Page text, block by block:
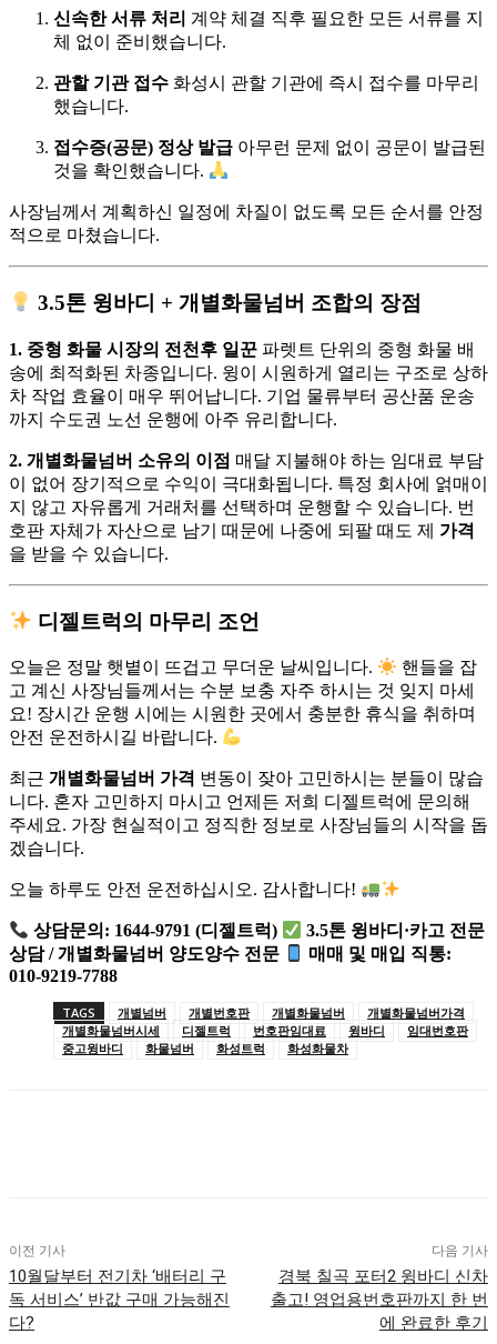
신속한 서류 처리 계약 체결 직후 필요한 모든 서류를 지
체 없이 준비했습니다.
관할 기관 접수 화성시 관할 기관에 즉시 접수를 마무리
했습니다.
접수증(공문) 정상 발급 아무런 문제 없이 공문이 발급된
것을 확인했습니다.
사장님께서 계획하신 일정에 차질이 없도록 모든 순서를 안정
적으로 마쳤습니다.
3.5톤 윙바디 + 개별화물넘버 조합의 장점
1. 중형 화물 시장의 전천후 일꾼 파렛트 단위의 중형 화물 배
송에 최적화된 차종입니다. 윙이 시원하게 열리는 구조로 상하
차 작업 효율이 매우 뛰어납니다. 기업 물류부터 공산품 운송
까지 수도권 노선 운행에 아주 유리합니다.
2. 개별화물넘버 소유의 이점 매달 지불해야 하는 임대료 부담
이 없어 장기적으로 수익이 극대화됩니다. 특정 회사에 얽매이
지 않고 자유롭게 거래처를 선택하며 운행할 수 있습니다. 번
호판 자체가 자산으로 남기 때문에 나중에 되팔 때도 제 가격
을 받을 수 있습니다.
디젤트럭의 마무리 조언
오늘은 정말 햇볕이 뜨겁고 무더운 날씨입니다.
핸들을 잡
고 계신 사장님들께서는 수분 보충 자주 하시는 것 잊지 마세
요! 장시간 운행 시에는 시원한 곳에서 충분한 휴식을 취하며
안전 운전하시길 바랍니다.
최근 개별화물넘버 가격 변동이 잦아 고민하시는 분들이 많습
니다. 혼자 고민하지 마시고 언제든 저희 디젤트럭에 문의해
주세요. 가장 현실적이고 정직한 정보로 사장님들의 시작을 돕
겠습니다.
오늘 하루도 안전 운전하십시오. 감사합니다!
상담문의: 1644-9791 (디젤트럭)
3.5톤 윙바디·카고 전문
상담 / 개별화물넘버 양도양수 전문
매매 및 매입 직통:
010-9219-7788
TAGS 개별넘버 개별번호판 개별화물넘버
개별화물넘버가격
개별화물넘버시세
디젤트럭 번호판임대료 윙바디
임대번호판
중고윙바디
화물넘버 화성트럭 화성화물차
이전 기사
10월달부터 전기차 ‘배터리 구
독 서비스’ 반값 구매 가능해진
다?
다음 기사
경북 칠곡 포터2 윙바디 신차
출고! 영업용번호판까지 한 번
에 완료한 후기